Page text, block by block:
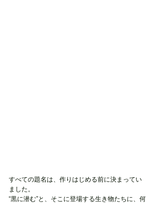
すべての題名は、作りはじめる前に決まってい
ました。
“黒に潜む”と、そこに登場する生き物たちに、何